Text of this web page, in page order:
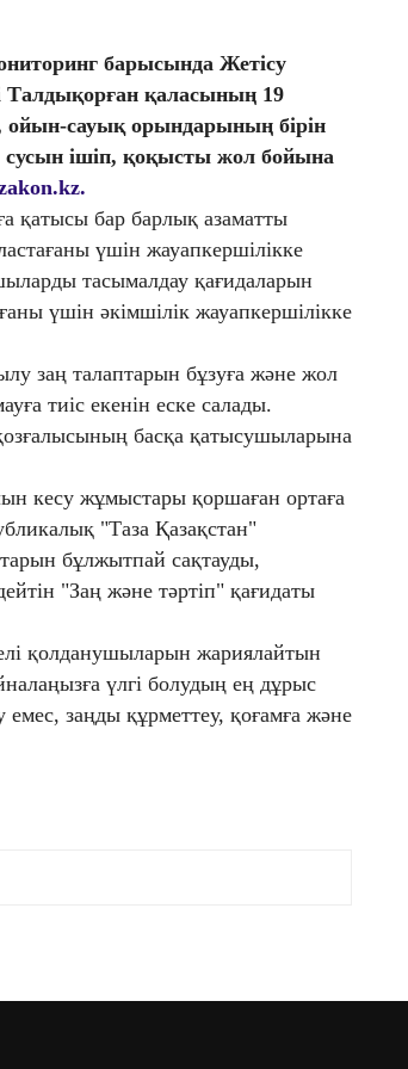
барысында Жетісу
Талдықорған қаласының 19
сауық орындарының бірін
сусын ішіп, қоқысты жол бойына
қатысы бар барлық азаматты
үшін жауапкершілікке
тасымалдау қағидаларын
үшін әкімшілік жауапкершілікке
заң талаптарын бұзуға және жол
тиіс екенін еске салады.
басқа қатысушыларына
кесу жұмыстары қоршаған ортаға
"Таза Қазақстан"
бұлжытпай сақтауды,
"Заң және тәртіп" қағидаты
қолданушыларын жариялайтын
үлгі болудың ең дұрыс
заңды құрметтеу, қоғамға және